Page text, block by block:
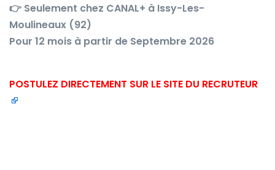
👉 Seulement chez CANAL+ à Issy-Les-
Moulineaux (92)
Pour 12 mois à partir de Septembre 2026
POSTULEZ DIRECTEMENT SUR LE SITE DU RECRUTEUR